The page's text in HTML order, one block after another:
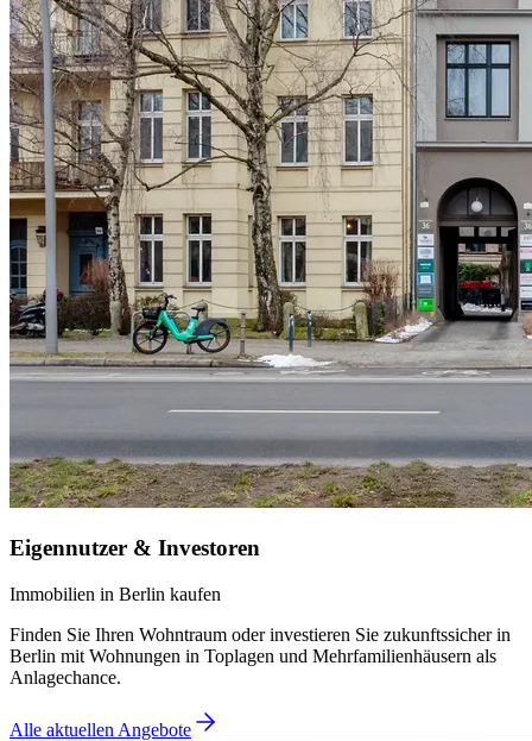
Eigennutzer & Investoren
Immobilien in Berlin kaufen
Finden Sie Ihren Wohntraum oder investieren Sie zukunftssicher in
Berlin mit Wohnungen in Toplagen und Mehrfamilienhäusern als
Anlagechance.
Alle aktuellen Angebote